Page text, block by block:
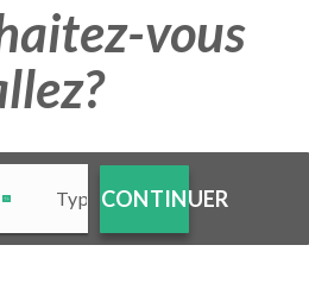
vous
CONTINUER